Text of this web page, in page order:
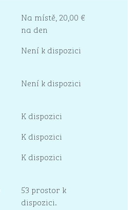
Na místě, 20,00 €
na den
Není k dispozici
Není k dispozici
K dispozici
K dispozici
K dispozici
53 prostor k
dispozici.